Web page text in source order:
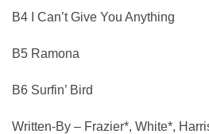
B4 I Can’t Give You Anything
B5 Ramona
B6 Surfin’ Bird
Written-By – Frazier*, White*,